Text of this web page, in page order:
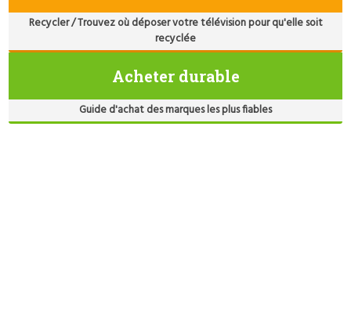
Recycler / Trouvez où déposer votre télévision pour qu'elle soit
recyclée
Acheter durable
Guide d'achat des marques les plus fiables